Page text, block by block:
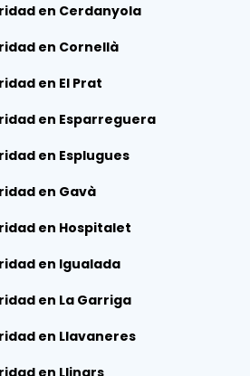
en Cerdanyola
en Cornellà
en El Prat
en Esparreguera
en Esplugues
en Gavà
en Hospitalet
en Igualada
en La Garriga
en Llavaneres
en Llinars